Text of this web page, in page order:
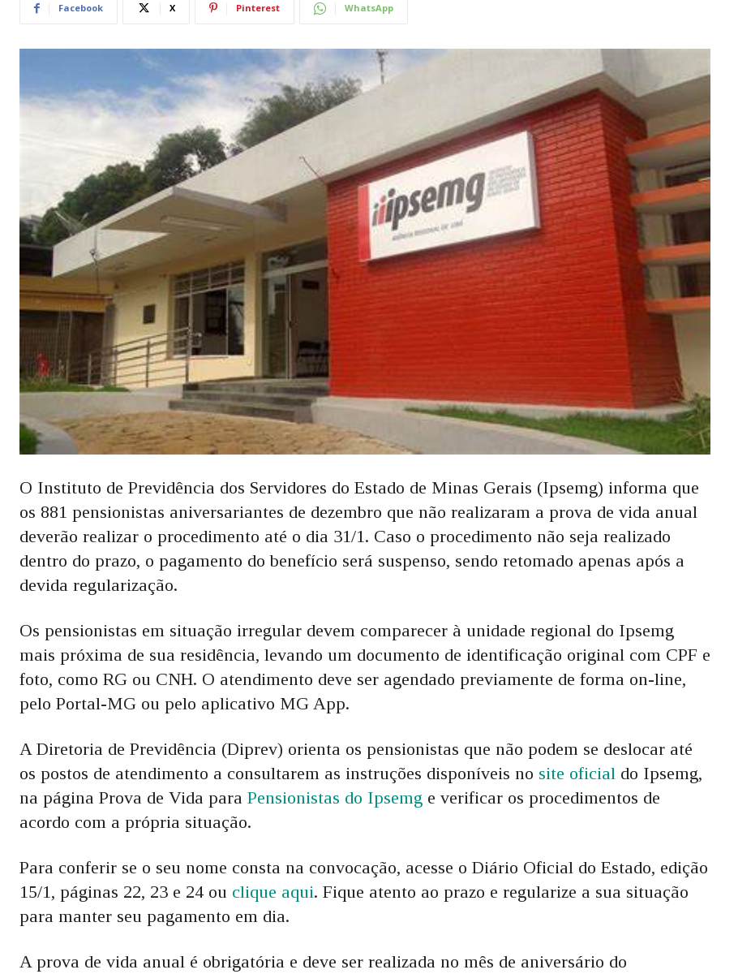
Facebook X Pinterest WhatsApp
O Instituto de Previdência dos Servidores do Estado de Minas Gerais (Ipsemg) informa que
os 881 pensionistas aniversariantes de dezembro que não realizaram a prova de vida anual
deverão realizar o procedimento até o dia 31/1. Caso o procedimento não seja realizado
dentro do prazo, o pagamento do benefício será suspenso, sendo retomado apenas após a
devida regularização.
Os pensionistas em situação irregular devem comparecer à unidade regional do Ipsemg
mais próxima de sua residência, levando um documento de identificação original com CPF e
foto, como RG ou CNH. O atendimento deve ser agendado previamente de forma on-line,
pelo Portal-MG ou pelo aplicativo MG App.
A Diretoria de Previdência (Diprev) orienta os pensionistas que não podem se deslocar até
os postos de atendimento a consultarem as instruções disponíveis no site oficial do Ipsemg,
na página Prova de Vida para Pensionistas do Ipsemg e verificar os procedimentos de
acordo com a própria situação.
Para conferir se o seu nome consta na convocação, acesse o Diário Oficial do Estado, edição
15/1, páginas 22, 23 e 24 ou clique aqui. Fique atento ao prazo e regularize a sua situação
para manter seu pagamento em dia.
A prova de vida anual é obrigatória e deve ser realizada no mês de aniversário do